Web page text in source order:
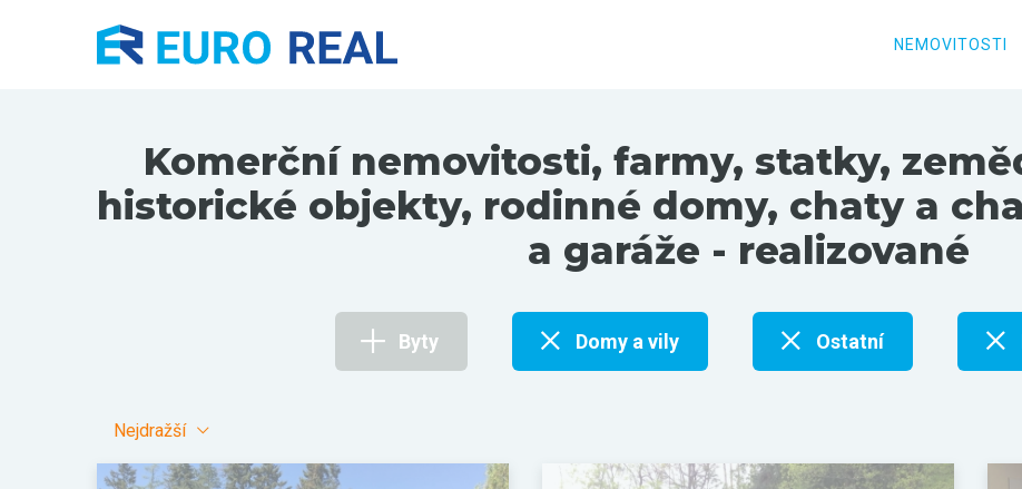
NEMOVITOSTI
Komerční nemovitosti, farmy, statky,
historické objekty, rodinné domy, chaty a
a garáže - realizované
Byty Domy a vily Ostatní
Nejdražší